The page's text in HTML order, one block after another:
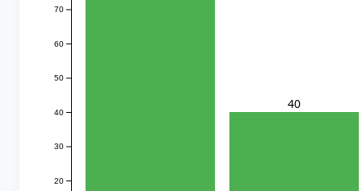
20
30
40
50
60
70
40